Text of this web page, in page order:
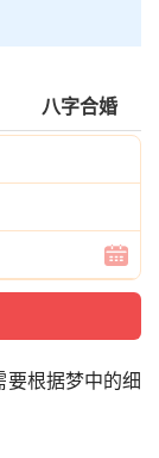
八字合婚
根据梦中的细